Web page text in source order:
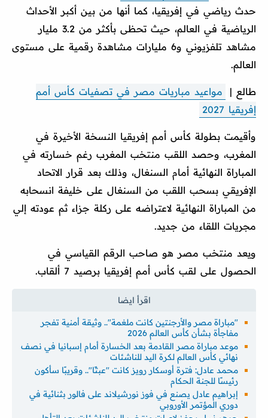
حدث رياضي في إفريقيا، كما أنها من بين أكبر الأحداث
الرياضية في العالم، حيث تحظى بأكثر من 3.2 مليار
مشاهد تلفزيوني و6 مليارات مشاهدة رقمية على مستوى
العالم.
طالع |
مواعيد مباريات مصر في تصفيات كأس أمم
إفريقيا 2027
وأقيمت بطولة كأس أمم إفريقيا النسخة الأخيرة في
المغرب، وحصد اللقب منتخب المغرب رغم خسارته في
المباراة النهائية أمام السنغال، وذلك بعد قرار الاتحاد
الإفريقي بسحب اللقب من السنغال على خليفة انسحابه
من المباراة النهائية لاعتراضه على ركلة جزاء ثم عودته إلي
مجريات اللقاء من جديد.
ويعد منتخب مصر هو صاحب الرقم القياسي في
الحصول على لقب كأس أمم إفريقيا برصيد 7 ألقاب.
"مباراة مصر والأرجنتين كانت ملغمة".. وثيقة أمنية تفجر
مفاجأة بشأن كأس العالم 2026
موعد مباراة مصر القادمة بعد الخسارة أمام إسبانيا في نصف
نهائي كأس العالم لكرة اليد للناشئات
محمد عادل: فترة أوسكار رويز كانت "عبثًا".. وقريبًا سأكون
رئيسًا للجنة الحكام
إبراهيم عادل يصنع في فوز نورشيلاند على فالور بثنائية في
دوري المؤتمر الأوروبي